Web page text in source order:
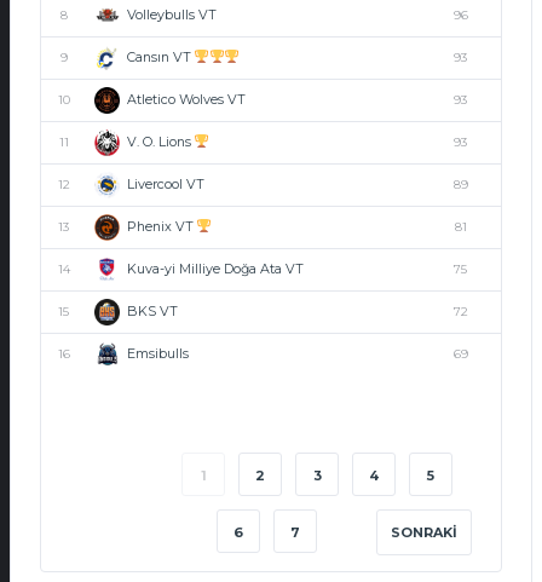
8 Volleybulls VT 96
9 Cansın VT 93
10 Atletico Wolves VT 93
11 V. O. Lions 93
12 Livercool VT 89
13 Phenix VT 81
14 Kuva-yi Milliye Doğa Ata VT 75
15 BKS VT 72
16 Emsibulls 69
1 2 3 4 5
6 7 SONRAKI